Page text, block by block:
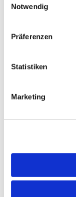
Notwendig
Präferenzen
Statistiken
Marketing